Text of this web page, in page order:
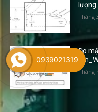
lượng
Tháng
Đo
Tháng
0939021319